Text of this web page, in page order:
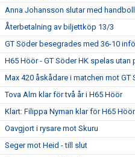
Anna Johansson slutar med handboll
Återbetalning av biljettköp 13/3
GT Söder besegrades med 36-10
H65 Höör - GT Söder HK spelas utan
Max 420 åskådare i matchen mot GT
Tova Alm klar för två år i H65 Höör
Klart: Filippa Nyman klar för H65 Höör
Oavgjort i rysare mot Skuru
Seger mot Heid - till slut